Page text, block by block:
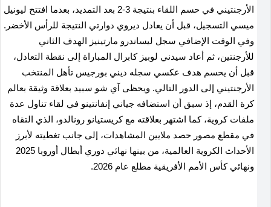
الأرجنتيني في حسم اللقاء بنتيجة 3-2 بعد التمديد، بعدما افتتح ليونيل
ميسي التسجيل، قبل أن يعادل ديروي دوارتي النتيجة للرأس الأخضر.
وفي الوقت الإضافي سجل ليساندرو مارتينيز الهدف الثاني
للأرجنتين، ثم أعاد سيدني لوبيز كابرال المباراة إلى نقطة التعادل،
قبل أن يحسم هدف عكسي سجله ديني بورجيس تأهل المنتخب
الأرجنتيني إلى الدور التالي. ويحظى آي شو سبيد بعلاقة وثيقة بعالم
كرة القدم، إذ سبق أن استضافه جياني إنفانتينو في لقاء تناول عدة
ملفات كروية، كما اشتهر بعلاقته مع كريستيانو رونالدو، الذي التقاه
في مقطع مصور حصد ملايين المشاهدات، إلى جانب تغطيته لأبرز
الأحداث الكروية العالمية، من بينها نهائي دوري أبطال أوروبا 2025
ونهائي كأس الأمم الأفريقية مطلع عام 2026.